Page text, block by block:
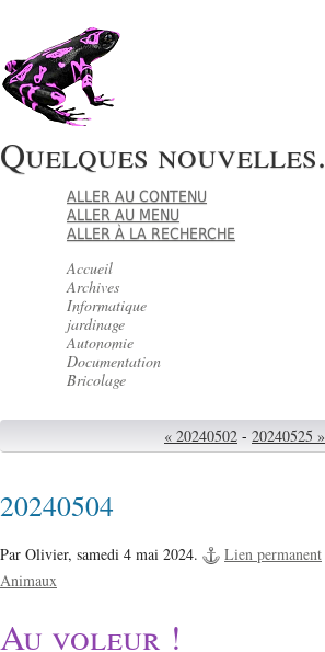
Quelques nouvelles.
ALLER AU CONTENU
ALLER AU MENU
ALLER À LA RECHERCHE
Accueil
Archives
Informatique
jardinage
Autonomie
Documentation
Bricolage
« 20240502 - 20240525 »
20240504
Par Olivier, samedi 4 mai 2024. Lien permanent
Animaux
Au voleur !